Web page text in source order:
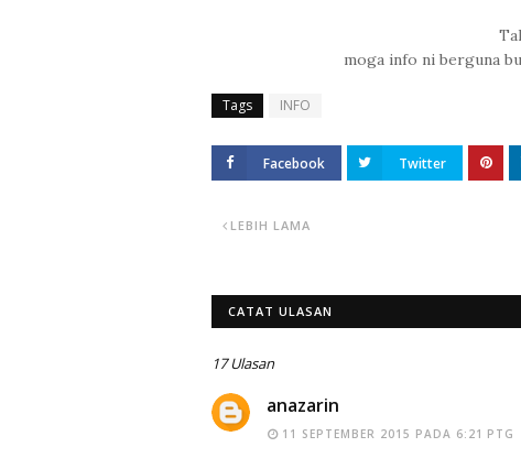
moga info ni berguna
Tags INFO
Facebook Twitter
LEBIH LAMA
CATAT ULASAN
17 Ulasan
anazarin
11 SEPTEMBER 2015 PADA 6:21 PTG